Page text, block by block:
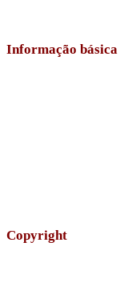
Informação básica
Copyright